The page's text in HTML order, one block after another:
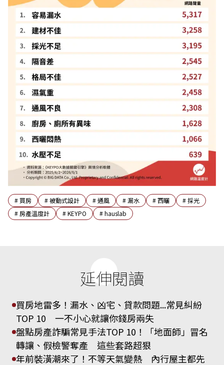
# 買房 #被動式設計 #通風 #漏水 #西曬 #採光
# 房產溫度計 #KEYPO #hauslab
延伸閱讀
買房地雷多！漏水、凶宅、貸款問題...常見糾紛
TOP 10 一不小心就讓你錢房兩失
盤點房產詐騙常見手法TOP 10！「地面師」冒名
轉讓、假檢警奪產 這些套路超狠
年前裝潢潮來了！不等天氣變熱 內行屋主都先